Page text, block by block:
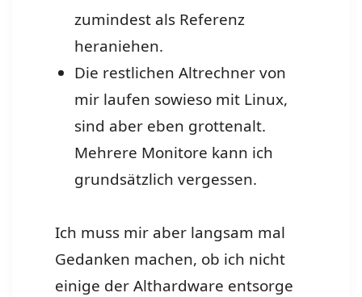
zumindest als Referenz
heraniehen.
Die restlichen Altrechner von
mir laufen sowieso mit Linux,
sind aber eben grottenalt.
Mehrere Monitore kann ich
grundsätzlich vergessen.
Ich muss mir aber langsam mal
Gedanken machen, ob ich nicht
einige der Althardware entsorge